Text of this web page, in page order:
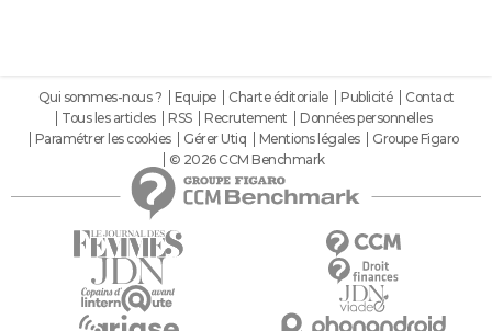
Qui sommes-nous ? Equipe Charte éditoriale Publicité
Contact
Tous les articles
RSS Recrutement
Données personnelles
Paramétrer les cookies
Gérer Utiq Mentions légales
Groupe Figaro
© 2026 CCM Benchmark